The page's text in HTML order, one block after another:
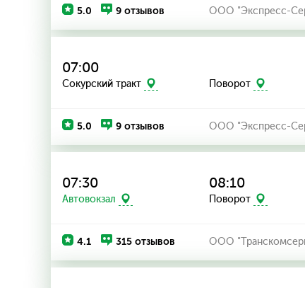
5.0 9 отзывов ООО "Экспресс-
07:00
Сокурский тракт Поворот
5.0 9 отзывов ООО "Экспресс-
07:30
Автовокзал
08:10
Поворот
4.1 315 отзывов ООО